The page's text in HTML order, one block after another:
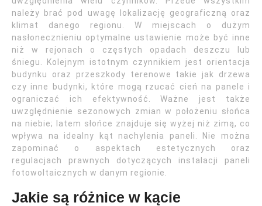
należy brać pod uwagę lokalizację geograficzną oraz
klimat danego regionu. W miejscach o dużym
nasłonecznieniu optymalne ustawienie może być inne
niż w rejonach o częstych opadach deszczu lub
śniegu. Kolejnym istotnym czynnikiem jest orientacja
budynku oraz przeszkody terenowe takie jak drzewa
czy inne budynki, które mogą rzucać cień na panele i
ograniczać ich efektywność. Ważne jest także
uwzględnienie sezonowych zmian w położeniu słońca
na niebie; latem słońce znajduje się wyżej niż zimą, co
wpływa na idealny kąt nachylenia paneli. Nie można
zapominać o aspektach estetycznych oraz
regulacjach prawnych dotyczących instalacji paneli
fotowoltaicznych w danym regionie.
Jakie są różnice w kącie